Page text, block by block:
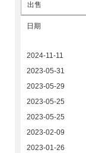
出售
日期
2024-11-11
2023-05-31
2023-05-29
2023-05-25
2023-05-25
2023-02-09
2023-01-26